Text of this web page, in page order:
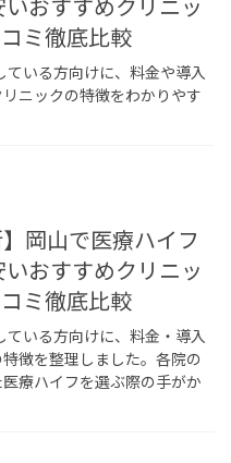
いおすすめクリニッ
ミ徹底比較
いる方向けに、料金や導入
ニックの特徴をわかりやす
】岡山で医療ハイフ
いおすすめクリニッ
ミ徹底比較
いる方向けに、料金・導入
徴を整理しました。各院の
療ハイフを選ぶ際の手がか